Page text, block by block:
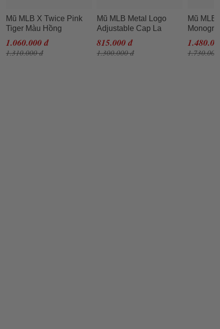
Mũ MLB X Twice Pink
Tiger Màu Hồng
1.060.000 đ
1.310.000 đ
Mũ MLB Metal Logo
Adjustable Cap La
Dodgers 3ACP0802N-
07BKS Màu Đen Chữ
Trắng
815.000 đ
1.300.000 đ
Mũ MLB
Xanh